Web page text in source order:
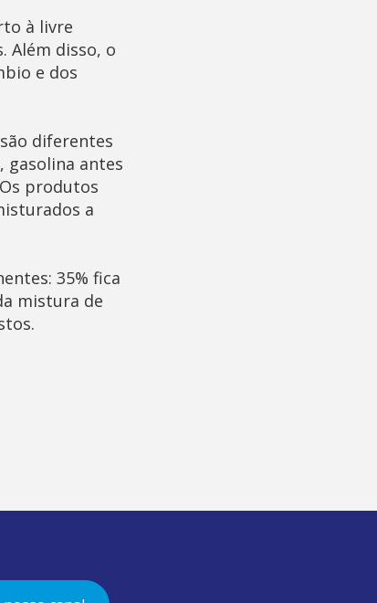
à livre
Além disso, o
e dos
diferentes
gasolina antes
produtos
a
35% fica
mistura de